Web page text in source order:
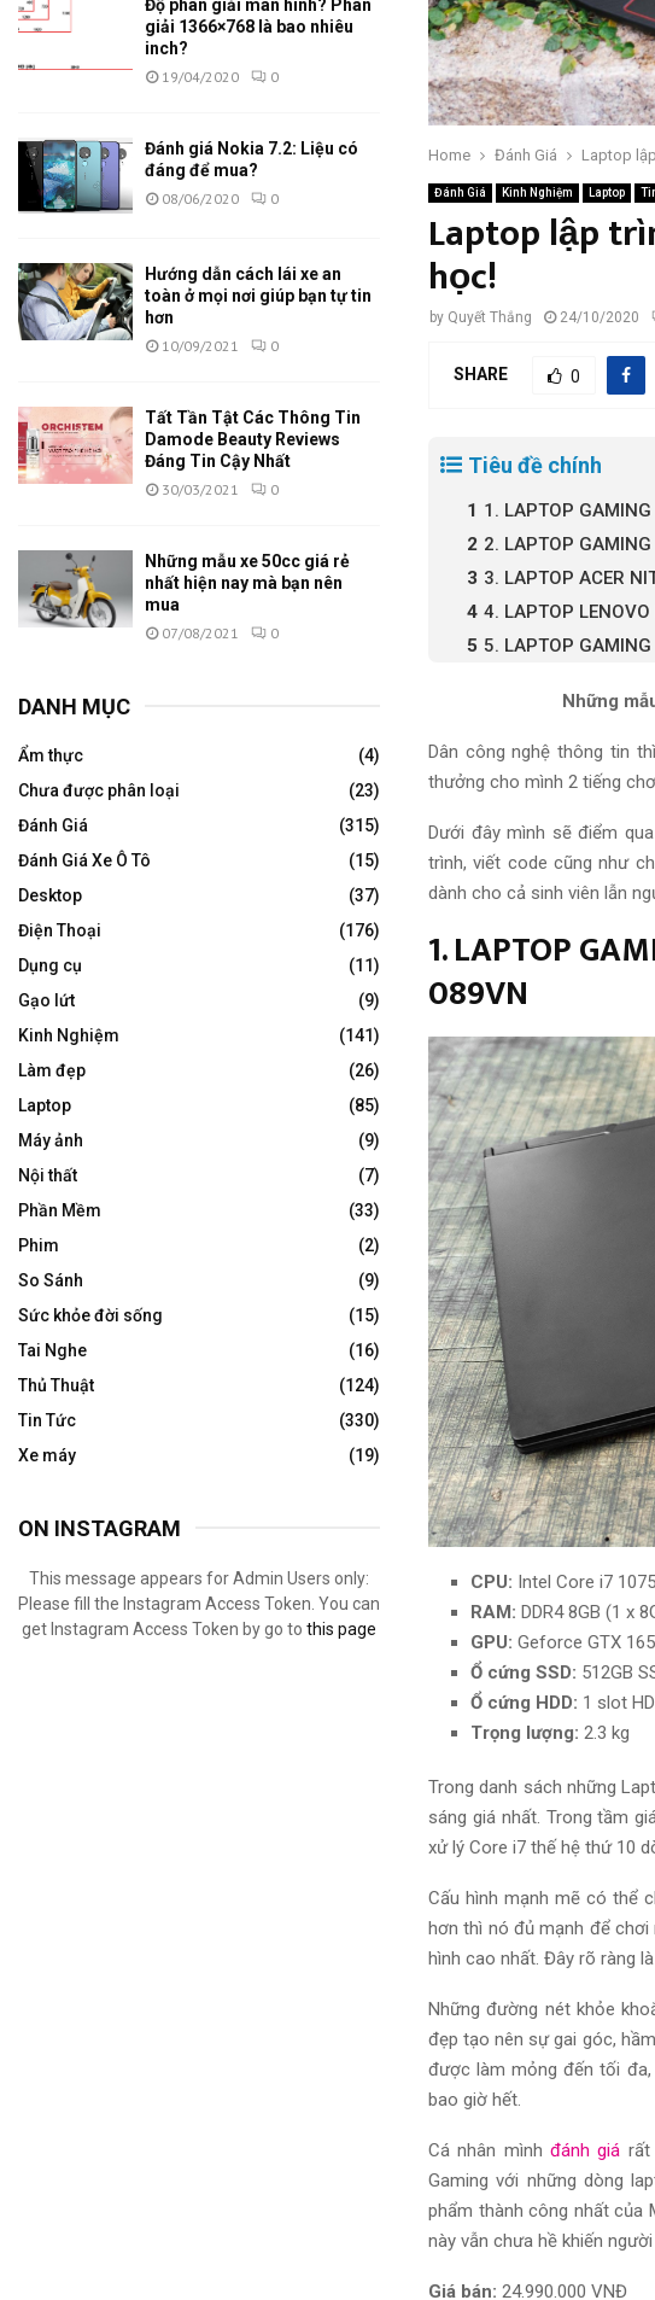
Home Đánh Giá Laptop
Đánh Giá Kinh Nghiệm Laptop
Laptop lập
học!
by Quyết Thắng 24/10/2020
SHARE 0
Tiêu đề chính
1. LAPTOP
2. LAPTOP
3. LAPTOP ACER
4. LAPTOP
5. LAPTOP
Những
Dân công nghệ thông tin
thưởng cho mình 2 tiếng
Dưới đây mình sẽ điểm
trình, viết code cũng như
dành cho cả sinh viên lẫn
1. LAPTOP
089VN
CPU: Intel Core i7
RAM: DDR4 8GB (1 x
GPU: Geforce GTX
Ổ cứng SSD: 512GB
Ổ cứng HDD: 1 slot
Trọng lượng: 2.3 kg
Trong danh sách những
sáng giá nhất. Trong tầm
xử lý Core i7 thế hệ thứ 10
Cấu hình mạnh mẽ có thể
hơn thì nó đủ mạnh để chơi
hình cao nhất. Đây rõ ràng
Những đường nét khỏe
đẹp tạo nên sự gai góc,
được làm mỏng đến tối đa,
bao giờ hết.
Cá nhân mình đánh giá rất
Gaming với những dòng
phẩm thành công nhất của
này vẫn chưa hề khiến
Giá bán: 24.990.000 VNĐ
Độ phân giải màn hình? Phân
giải 1366×768 là bao nhiêu
inch?
19/04/2020 0
Đánh giá Nokia 7.2: Liệu có
đáng để mua?
08/06/2020 0
Hướng dẫn cách lái xe an
toàn ở mọi nơi giúp bạn tự tin
hơn
10/09/2021 0
Tất Tần Tật Các Thông Tin
Damode Beauty Reviews
Đáng Tin Cậy Nhất
30/03/2021 0
Những mẫu xe 50cc giá rẻ
nhất hiện nay mà bạn nên
mua
07/08/2021 0
DANH MỤC
Ẩm thực
(4)
Chưa được phân loại
(23)
Đánh Giá
(315)
Đánh Giá Xe Ô Tô
(15)
Desktop
(37)
Điện Thoại
(176)
Dụng cụ
(11)
Gạo lứt
(9)
Kinh Nghiệm
(141)
Làm đẹp
(26)
Laptop
(85)
Máy ảnh
(9)
Nội thất
(7)
Phần Mềm
(33)
Phim
(2)
So Sánh
(9)
Sức khỏe đời sống
(15)
Tai Nghe
(16)
Thủ Thuật
(124)
Tin Tức
(330)
Xe máy
(19)
ON INSTAGRAM
This message appears for Admin Users only:
Please fill the Instagram Access Token. You can
get Instagram Access Token by go to this page